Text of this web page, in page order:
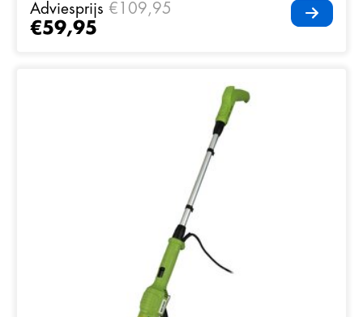
Adviesprijs €109,95
€59,95